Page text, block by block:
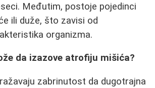
Međutim, postoje pojedinci
ili duže, što zavisi od
organizma.
da izazove atrofiju mišića?
zabrinutost da dugotrajna